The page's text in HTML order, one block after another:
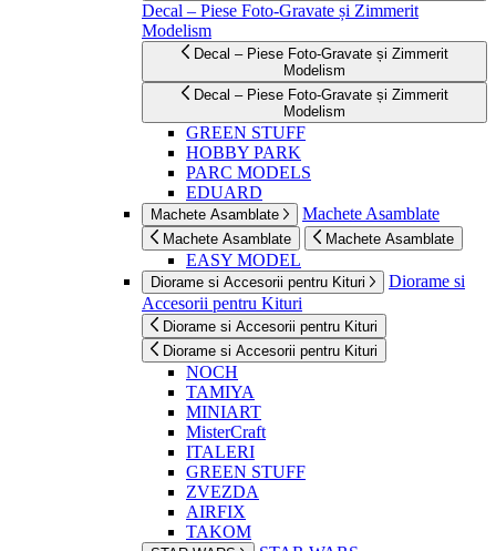
Decal – Piese Foto-Gravate și Zimmerit
Modelism
Decal – Piese Foto-Gravate și Zimmerit
Modelism
Decal – Piese Foto-Gravate și Zimmerit
Modelism
GREEN STUFF
HOBBY PARK
PARC MODELS
EDUARD
Machete Asamblate Machete Asamblate
Machete Asamblate Machete Asamblate
EASY MODEL
Diorame si Accesorii pentru Kituri
Diorame si
Accesorii pentru Kituri
Diorame si Accesorii pentru Kituri
Diorame si Accesorii pentru Kituri
NOCH
TAMIYA
MINIART
MisterCraft
ITALERI
GREEN STUFF
ZVEZDA
AIRFIX
TAKOM